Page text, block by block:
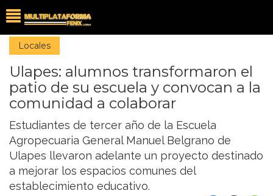
Locales
Ulapes: alumnos transformaron el
patio de su escuela y convocan a la
comunidad a colaborar
Estudiantes de tercer año de la Escuela
Agropecuaria General Manuel Belgrano de
Ulapes llevaron adelante un proyecto destinado
a mejorar los espacios comunes del
establecimiento educativo.